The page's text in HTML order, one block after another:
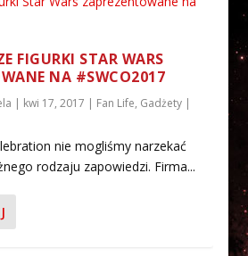
FIGURKI STAR WARS
NA #SWCO2017
| kwi 17, 2017 | Fan Life, Gadżety|
nie mogliśmy narzekać
rodzaju zapowiedzi. Firma...